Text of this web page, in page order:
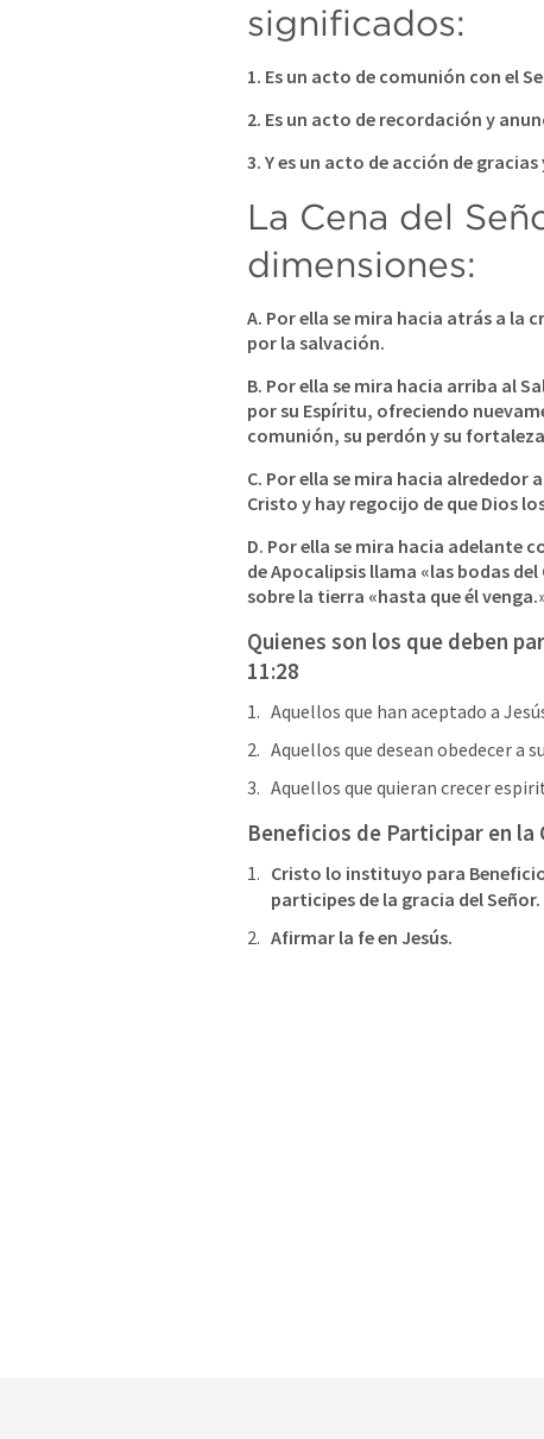
significados:
1. Es un acto de comunión con el
2. Es un acto de recordación y
3. Y es un acto de acción de
La Cena del
dimensiones:
A. Por ella se mira hacia atrás a la
por la salvación.
B. Por ella se mira hacia arriba al
por su Espíritu, ofreciendo
comunión, su perdón y su
C. Por ella se mira hacia alrededor
Cristo y hay regocijo de que Dios
D. Por ella se mira hacia adelante
de Apocalipsis llama «las bodas
sobre la tierra «hasta que él
Quienes son los que deben
11:28
Aquellos que han aceptado a
Aquellos que desean obedecer a
Aquellos que quieran crecer
Beneficios de Participar en la
Cristo lo instituyo para
participes de la gracia del Señor.
Afirmar la fe en Jesús.